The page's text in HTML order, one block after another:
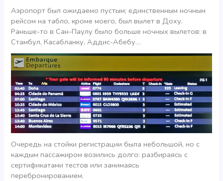
Аэропорт был ожидаемо пустым; единственным ночным
рейсом на табло, кроме моего, был вылет в Доху.
Раньше-то в Сан-Паулу было больше ночных вылетов: в
Стамбул, Касабланку, Аддис-Абебу…
Очередь на стойки регистрации была небольшой, но с
каждым пассажиром возились долго: разбираясь с
сертификатами тестов или занимаясь
перебронированием.